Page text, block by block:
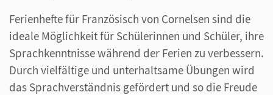
Ferienhefte für Französisch von Cornelsen sind die
ideale Möglichkeit für Schülerinnen und Schüler, ihre
Sprachkenntnisse während der Ferien zu verbessern.
Durch vielfältige und unterhaltsame Übungen wird
das Sprachverständnis gefördert und so die Freude